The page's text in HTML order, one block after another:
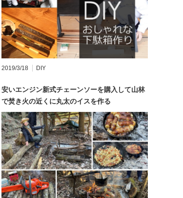
2019/3/18 DIY
安いエンジン新式チェーンソーを購入して山林
で焚き火の近くに丸太のイスを作る